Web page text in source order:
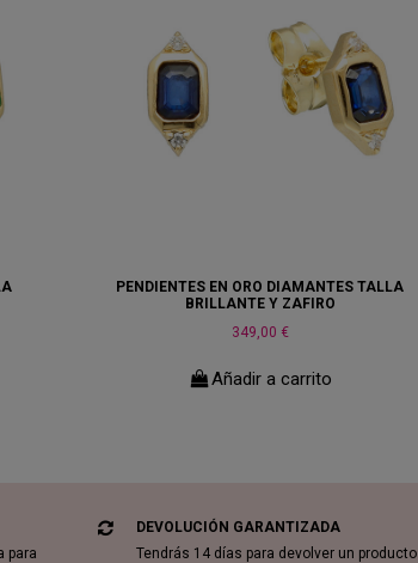
PENDIENTES EN ORO DIAMANTES TALLA
BRILLANTE Y ZAFIRO
349,00 €
Añadir a carrito
para
DEVOLUCIÓN GARANTIZADA
Tendrás 14 días para devolver un producto